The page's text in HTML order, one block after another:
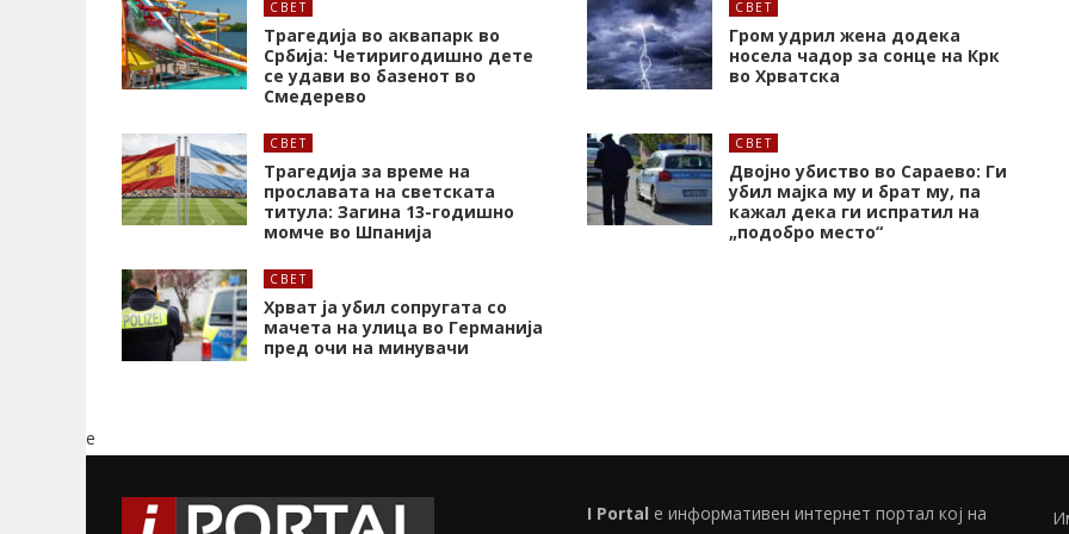
СВЕТ
Трагедија во аквапарк во
Србија: Четиригодишно дете
се удави во базенот во
Смедерево
СВЕТ
Гром удрил жена додека
носела чадор за сонце на Крк
во Хрватска
СВЕТ
Трагедија за време на
прославата на светската
титула: Загина 13-годишно
момче во Шпанија
СВЕТ
Двојно убиство во Сараево: Ги
убил мајка му и брат му, па
кажал дека ги испратил на
„подобро место“
СВЕТ
Хрват ја убил сопругата со
мачета на улица во Германија
пред очи на минувачи
e
I Portal е информативен интернет портал кој на